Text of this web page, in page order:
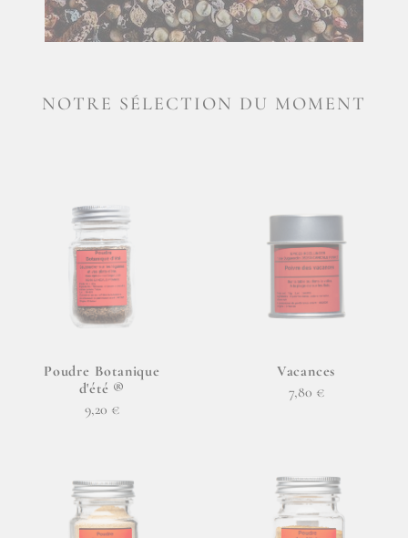
NOTRE SÉLECTION DU MOMENT
Poudre Botanique
d'été ®
9,20 €
Vacances
7,80 €